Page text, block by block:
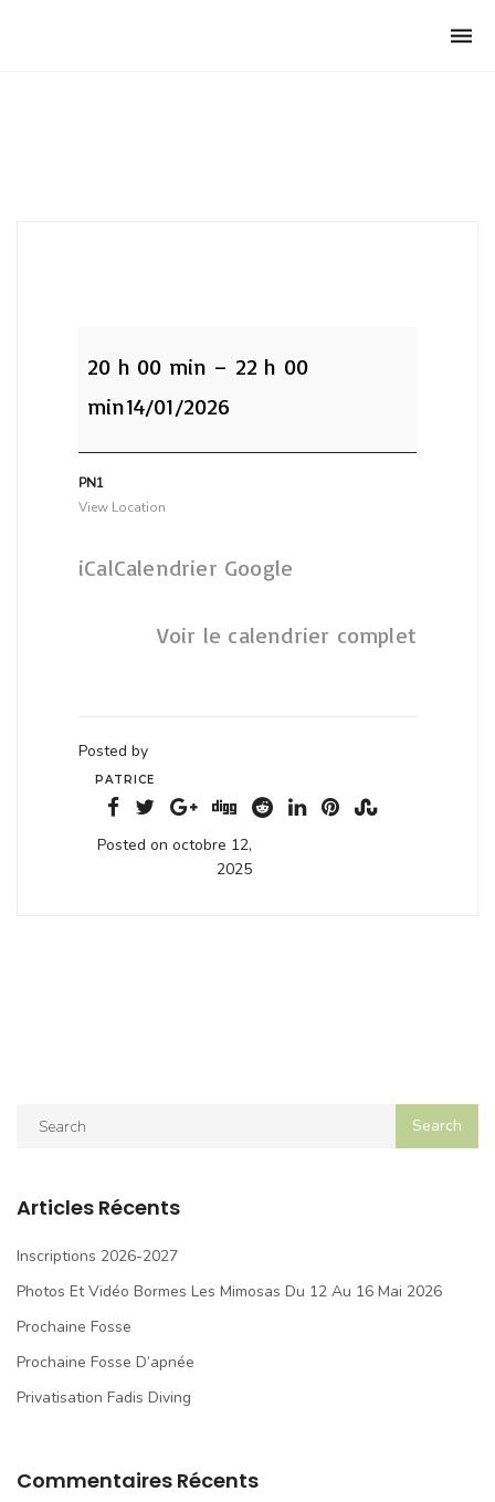
20 h 00 min – 22 h 00
min14/01/2026
PN1
View Location
iCalCalendrier Google
Voir le calendrier complet
Posted by
PATRICE
Posted on octobre 12,
2025
Articles Récents
Inscriptions 2026-2027
Photos Et Vidéo Bormes Les Mimosas Du 12 Au 16 Mai 2026
Prochaine Fosse
Prochaine Fosse D’apnée
Privatisation Fadis Diving
Commentaires Récents